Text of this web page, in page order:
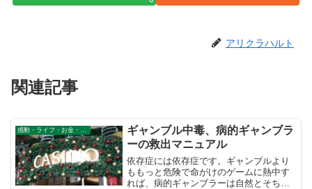
アリクラハルト
関連記事
ギャンブル中毒、病的ギャンブラ
ーの救出マニュアル
依存症には依存症です。ギャンブルより
ももっと危険で命がけのゲームに熱中す
れば、病的ギャンブラーは自然とそちら